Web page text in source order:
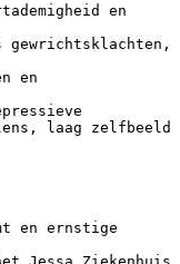
en
gewrichtsklachten,
en
laag zelfbeeld
en ernstige